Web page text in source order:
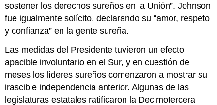
sostener los derechos sureños en la Unión”. Johnson
fue igualmente solícito, declarando su “amor, respeto
y confianza” en la gente sureña.
Las medidas del Presidente tuvieron un efecto
apacible involuntario en el Sur, y en cuestión de
meses los líderes sureños comenzaron a mostrar su
irascible independencia anterior. Algunas de las
legislaturas estatales ratificaron la Decimotercera